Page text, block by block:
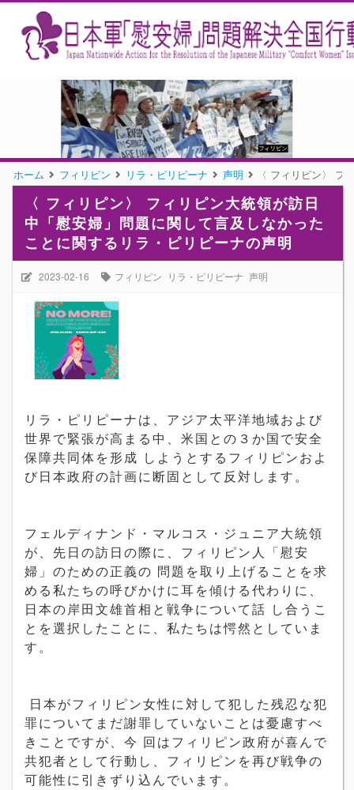
ホーム フィリピン リラ・ピリピーナ 声明 〈 フィリピン〉
〈 フィリピン〉 フィリピン大統領が訪日
中「慰安婦」問題に関して言及しなかった
ことに関するリラ・ピリピーナの声明
2023-02-16 フィリピン リラ・ピリピーナ 声明
リラ・ピリピーナは、アジア太平洋地域および
世界で緊張が高まる中、米国との３か国で安全
保障共同体を形成 しようとするフィリピンおよ
び日本政府の計画に断固として反対します。
フェルディナンド・マルコス・ジュニア大統領
が、先日の訪日の際に、フィリピン人「慰安
婦」のための正義の 問題を取り上げることを求
める私たちの呼びかけに耳を傾ける代わりに、
日本の岸田文雄首相と戦争について話 し合うこ
とを選択したことに、私たちは愕然としていま
す。
日本がフィリピン女性に対して犯した残忍な犯
罪についてまだ謝罪していないことは憂慮すべ
きことですが、今 回はフィリピン政府が喜んで
共犯者として行動し、フィリピンを再び戦争の
可能性に引きずり込んでいます。